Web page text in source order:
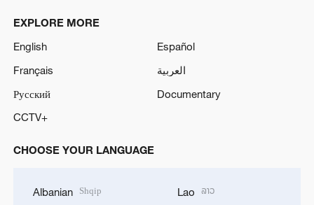
EXPLORE MORE
English
Español
Français
العربية
Русский
Documentary
CCTV+
CHOOSE YOUR LANGUAGE
Albanian Shqip Lao ລາວ